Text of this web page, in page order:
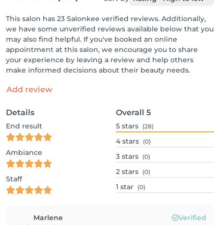
This salon has 23 Salonkee verified reviews. Additionally,
we have some unverified reviews available below that you
may also find helpful. If you've booked an online
appointment at this salon, we encourage you to share
your experience by leaving a review and help others
make informed decisions about their beauty needs.
Add review
Details
End result
Ambiance
Staff
Overall 5
5 stars (28)
4 stars (0)
3 stars (0)
2 stars (0)
1 star (0)
Marlene Verified